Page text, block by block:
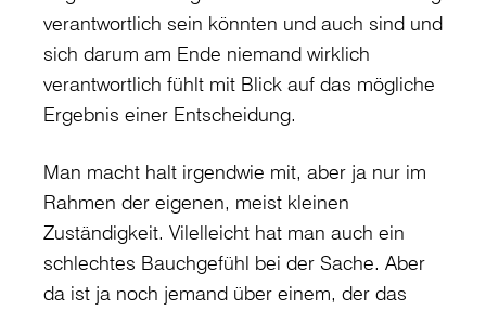
verantwortlich sein könnten und auch sind und
sich darum am Ende niemand wirklich
verantwortlich fühlt mit Blick auf das mögliche
Ergebnis einer Entscheidung.
Man macht halt irgendwie mit, aber ja nur im
Rahmen der eigenen, meist kleinen
Zuständigkeit. Vilelleicht hat man auch ein
schlechtes Bauchgefühl bei der Sache. Aber
da ist ja noch jemand über einem, der das